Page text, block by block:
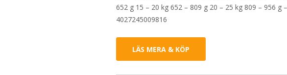
652 g 15 – 20 kg 652 – 809 g 20 – 25 kg 809 – 956 g
4027245009816
LÄS MERA & KÖP